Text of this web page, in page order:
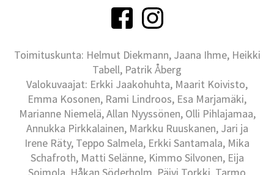
Toimituskunta: Helmut Diekmann, Jaana Ihme, Heikki
Tabell, Patrik Åberg
Valokuvaajat: Erkki Jaakohuhta, Maarit Koivisto,
Emma Kosonen, Rami Lindroos, Esa Marjamäki,
Marianne Niemelä, Allan Nyyssönen, Olli Pihlajamaa,
Annukka Pirkkalainen, Markku Ruuskanen, Jari ja
Irene Räty, Teppo Salmela, Erkki Santamala, Mika
Schafroth, Matti Selänne, Kimmo Silvonen, Eija